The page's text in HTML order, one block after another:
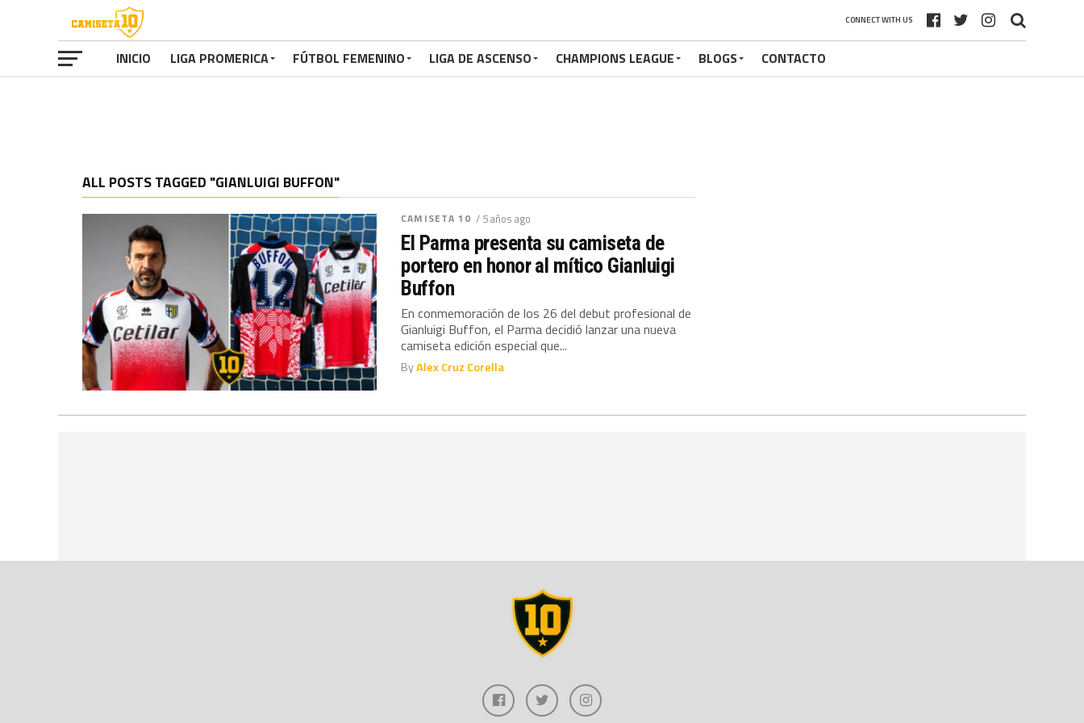
CONNECT WITH US
INICIO LIGA PROMERICA FÚTBOL FEMENINO LIGA DE ASCENSO CHAMPIONS LEAGUE BLOGS CONTACTO
ALL POSTS TAGGED "GIANLUIGI BUFFON"
CAMISETA 10 / 5 años ago
El Parma presenta su camiseta de
portero en honor al mítico Gianluigi
Buffon
En conmemoración de los 26 del debut profesional de
Gianluigi Buffon, el Parma decidió lanzar una nueva
camiseta edición especial que...
ByAlex Cruz Corella